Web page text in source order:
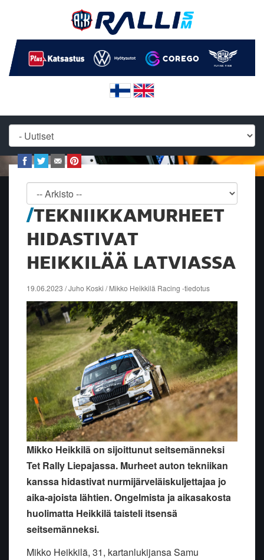
TEKNIIKKAMURHEET
HIDASTIVAT
HEIKKILÄÄ LATVIASSA
19.06.2023 / Juho Koski / Mikko Heikkilä Racing -tiedotus
Mikko Heikkilä on sijoittunut seitsemänneksi
Tet Rally Liepajassa. Murheet auton tekniikan
kanssa hidastivat nurmijärveläiskuljettajaa jo
aika-ajoista lähtien. Ongelmista ja aikasakosta
huolimatta Heikkilä taisteli itsensä
seitsemänneksi.
Mikko Heikkilä, 31, kartanlukijansa Samu